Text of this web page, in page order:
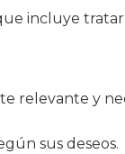
incluye
relevante y
sus deseos.